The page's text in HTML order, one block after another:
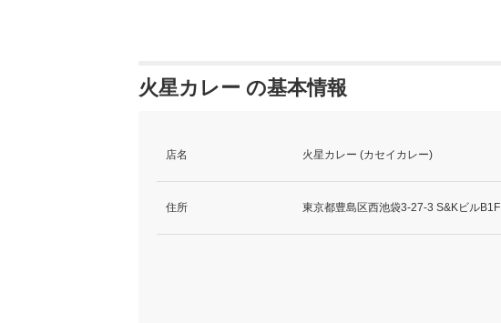
火星カレー の基本情報
店名 火星カレー (カセイカレー)
住所 東京都豊島区西池袋3-27-3 S&KビルB1F